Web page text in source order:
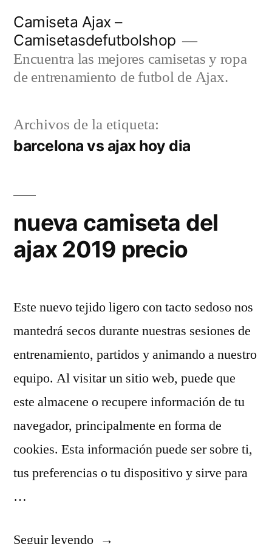
contenido
Camiseta Ajax –
Camisetasdefutbolshop
Encuentra las mejores camisetas y ropa
de entrenamiento de futbol de Ajax.
Archivos de la etiqueta:
barcelona vs ajax hoy dia
nueva camiseta del
ajax 2019 precio
Este nuevo tejido ligero con tacto sedoso nos
mantedrá secos durante nuestras sesiones de
entrenamiento, partidos y animando a nuestro
equipo. Al visitar un sitio web, puede que
este almacene o recupere información de tu
navegador, principalmente en forma de
cookies. Esta información puede ser sobre ti,
tus preferencias o tu dispositivo y sirve para
…
Seguir leyendo«nueva